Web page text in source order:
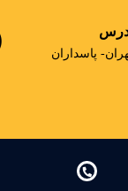
پاسداران